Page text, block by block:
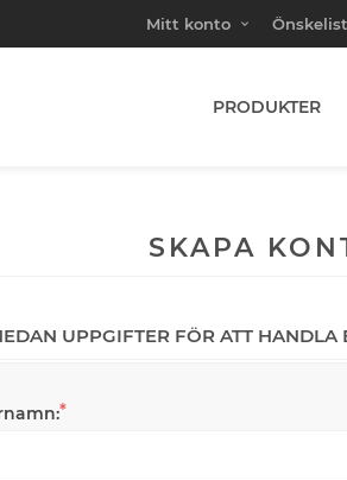
Mitt konto
PRODUKTER
SKAPA
UPPGIFTER FÖR ATT HANDLA
*